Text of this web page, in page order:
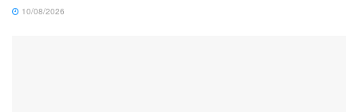
10/08/2026